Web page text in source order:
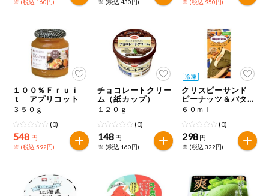
※ (税込 160円) ※ (税込 430円) ※ (税込 950円)
１００％Ｆｒｕｉ
ｔ アプリコット
３５０ｇ
(0)
548 円
※ (税込 592円)
チョコレートクリー
ム（紙カップ）
１２０ｇ
(0)
148 円
※ (税込 160円)
クリスピーサンド
ピーナッツ＆バター
キャラメル
６０ｍｌ
(0)
298 円
※ (税込 322円)